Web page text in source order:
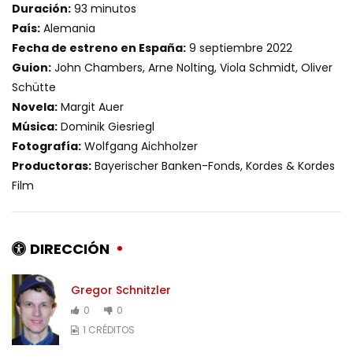
Duración: 93 minutos
País: Alemania
Fecha de estreno en España: 9 septiembre 2022
Guion: John Chambers, Arne Nolting, Viola Schmidt, Oliver
Schütte
Novela: Margit Auer
Música: Dominik Giesriegl
Fotografía: Wolfgang Aichholzer
Productoras: Bayerischer Banken-Fonds, Kordes & Kordes
Film
DIRECCIÓN
Gregor Schnitzler
0
0
1 CRÉDITOS